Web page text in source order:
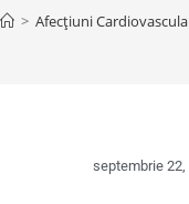
> Afecțiuni
septembrie 22,